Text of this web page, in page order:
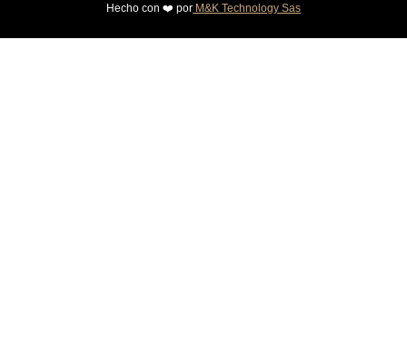
Hecho con ❤️ por M&K Technology Sas